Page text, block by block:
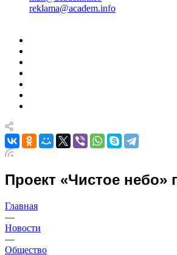
reklama@academ.info
Проект «Чистое небо»
Главная
—
Новости
—
Общество